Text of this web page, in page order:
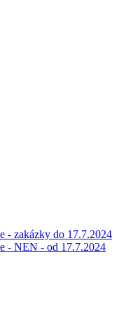
- zakázky do 17.7.2024
- NEN - od 17.7.2024